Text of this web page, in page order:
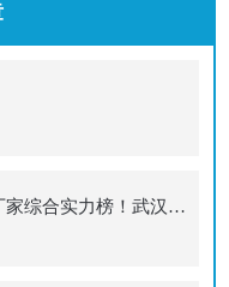
2026年氧化锌避雷器综合测试仪厂家综合实力榜！武汉3家实力厂家口碑认证